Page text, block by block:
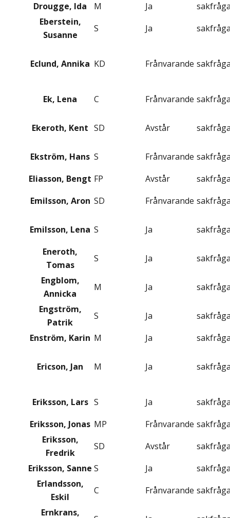
Drougge, Ida
M Ja
Eberstein,
Susanne
S Ja
Eclund, Annika KD Frånvarande
Ek, Lena C Frånvarande
Ekeroth, Kent SD Avstår
Ekström, Hans S Frånvarande
Eliasson, Bengt FP Avstår
Emilsson, Aron SD Frånvarande
Emilsson, Lena S Ja
Eneroth,
Tomas
S Ja
Engblom,
Annicka
M Ja
Engström,
Patrik
S Ja
Enström, Karin M Ja
Ericson, Jan M Ja
Eriksson, Lars S Ja
Eriksson, Jonas MP Frånvarande
Eriksson,
Fredrik
SD Avstår
Eriksson, Sanne S Ja
Erlandsson,
Eskil
C Frånvarande
Ernkrans,